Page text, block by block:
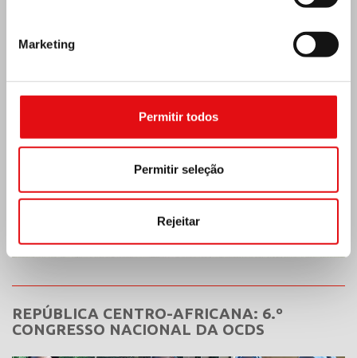
Marketing
Permitir todos
Permitir seleção
Rejeitar
Costa do Marfim: Duplo Jubileu de Prata
REPÚBLICA CENTRO-AFRICANA: 6.º
CONGRESSO NACIONAL DA OCDS